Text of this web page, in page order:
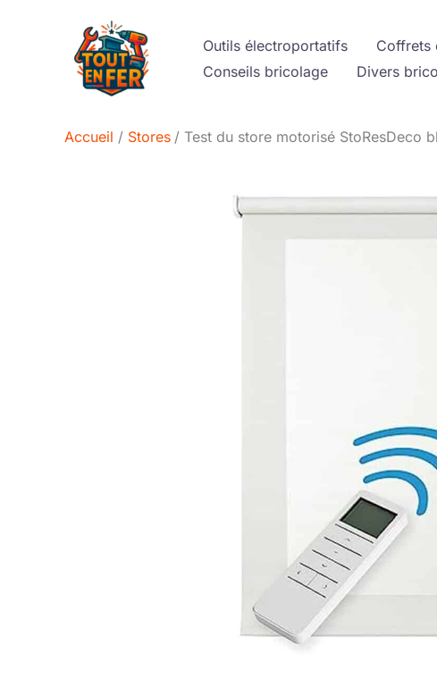
Outils électroportatifs Coffrets
Conseils bricolage
Divers
Accueil Stores Test du store motorisé StoResDeco